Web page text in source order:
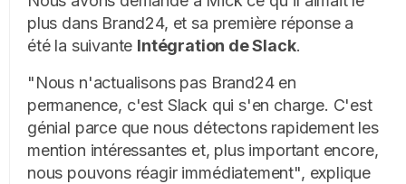
plus dans Brand24, et sa première réponse a
été la suivante Intégration de Slack.
"Nous n'actualisons pas Brand24 en
permanence, c'est Slack qui s'en charge. C'est
génial parce que nous détectons rapidement les
mention intéressantes et, plus important encore,
nous pouvons réagir immédiatement", explique